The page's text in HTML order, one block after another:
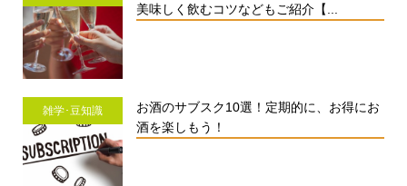
美味しく飲むコツなどもご紹介【...
雑学･豆知識
お酒のサブスク10選！定期的に、お得にお
酒を楽しもう！